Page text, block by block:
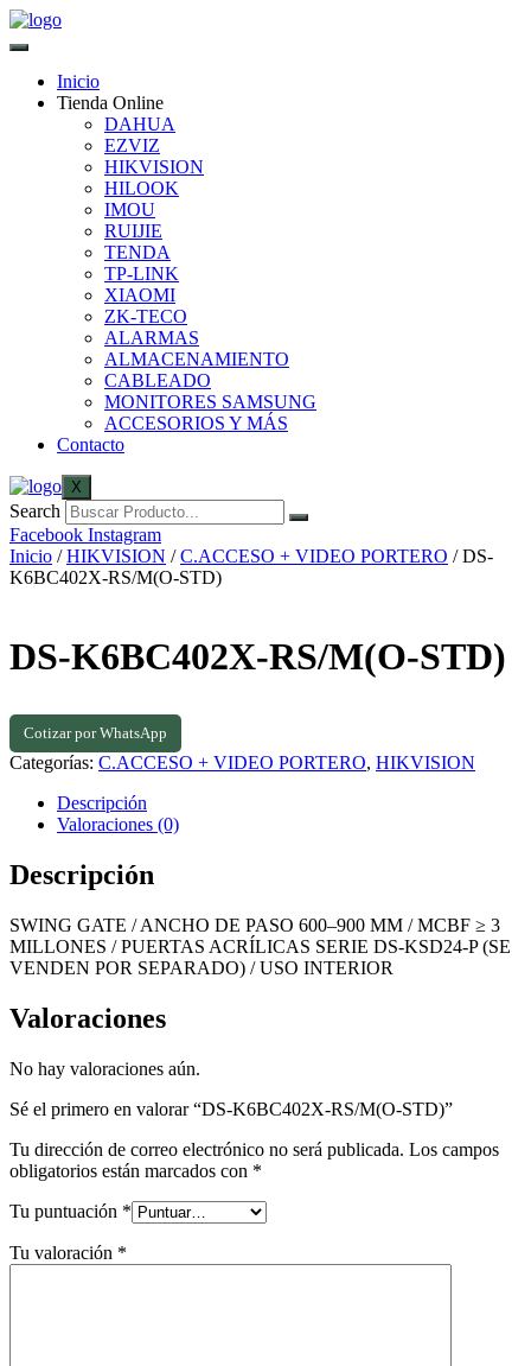
Inicio
Tienda Online
DAHUA
EZVIZ
HIKVISION
HILOOK
IMOU
RUIJIE
TENDA
TP-LINK
XIAOMI
ZK-TECO
ALARMAS
ALMACENAMIENTO
CABLEADO
MONITORES SAMSUNG
ACCESORIOS Y MÁS
Contacto
X
Search
Facebook Instagram
Inicio /HIKVISION /C.ACCESO + VIDEO PORTERO / DS-
K6BC402X-RS/M(O-STD)
DS-K6BC402X-RS/M(O-STD)
Cotizar por WhatsApp
Categorías: C.ACCESO + VIDEO PORTERO, HIKVISION
Descripción
Valoraciones (0)
Descripción
SWING GATE / ANCHO DE PASO 600–900 MM / MCBF ≥ 3
MILLONES / PUERTAS ACRÍLICAS SERIE DS-KSD24-P (SE
VENDEN POR SEPARADO) / USO INTERIOR
Valoraciones
No hay valoraciones aún.
Sé el primero en valorar “DS-K6BC402X-RS/M(O-STD)”
Tu dirección de correo electrónico no será publicada. Los campos
obligatorios están marcados con *
Tu puntuación *
Tu valoración *